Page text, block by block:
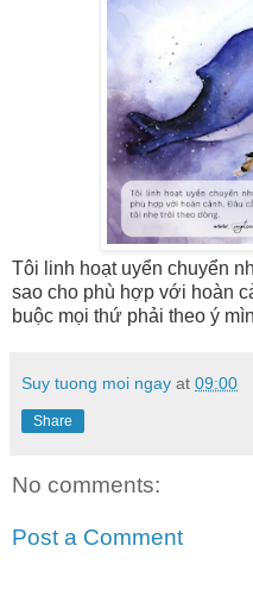
Tôi linh hoạt uyển chuyển
sao cho phù hợp với hoàn
buộc mọi thứ phải theo ý
Suy tuong moi ngay at 09:00
Share
No comments:
Post a Comment